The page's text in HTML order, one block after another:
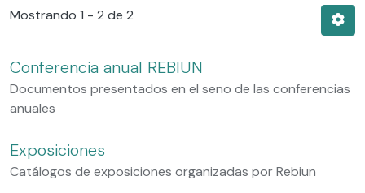
Mostrando 1 - 2 de 2
Conferencia anual REBIUN
Documentos presentados en el seno de las conferencias
anuales
Exposiciones
Catálogos de exposiciones organizadas por Rebiun